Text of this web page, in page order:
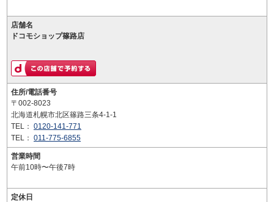
店舗名
ドコモショップ篠路店
住所/電話番号
〒002-8023
北海道札幌市北区篠路三条4-1-1
TEL： 0120-141-771
TEL： 011-775-6855
営業時間
午前10時〜午後7時
定休日